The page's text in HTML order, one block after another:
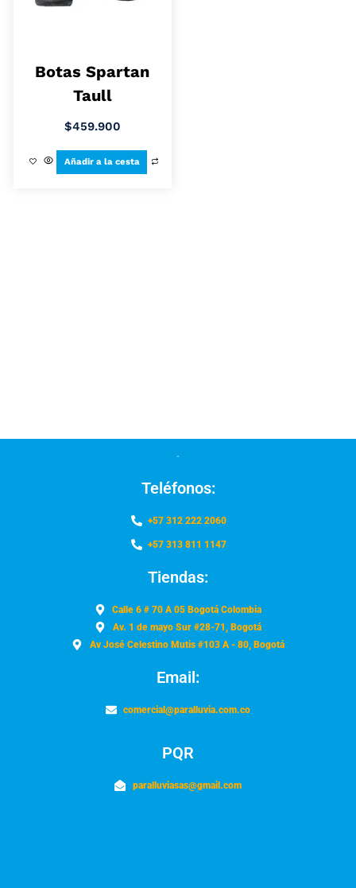
Botas Spartan
Taull
$459.900
Añadir a la cesta
Teléfonos:
+57 312 222 2060
+57 313 811 1147
Tiendas:
Calle 6 # 70 A 05 Bogotá Colombia
Av. 1 de mayo Sur #28-71, Bogotá
Av José Celestino Mutis #103 A - 80, Bogotá
Email:
comercial@paralluvia.com.co
PQR
paralluviasas@gmail.com